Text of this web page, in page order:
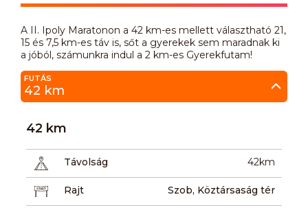
A II. Ipoly Maratonon a 42 km-es mellett választható 21,
15 és 7,5 km-es táv is, sőt a gyerekek sem maradnak ki
a jóból, számunkra indul a 2 km-es Gyerekfutam!
FUTÁS
42 km
42 km
Távolság 42km
Rajt Szob, Köztársaság tér